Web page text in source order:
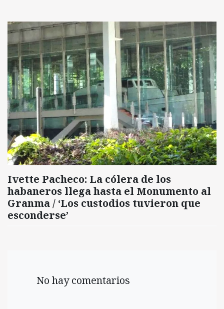
Ivette Pacheco: La cólera de los
habaneros llega hasta el Monumento al
Granma / ‘Los custodios tuvieron que
esconderse’
No hay comentarios